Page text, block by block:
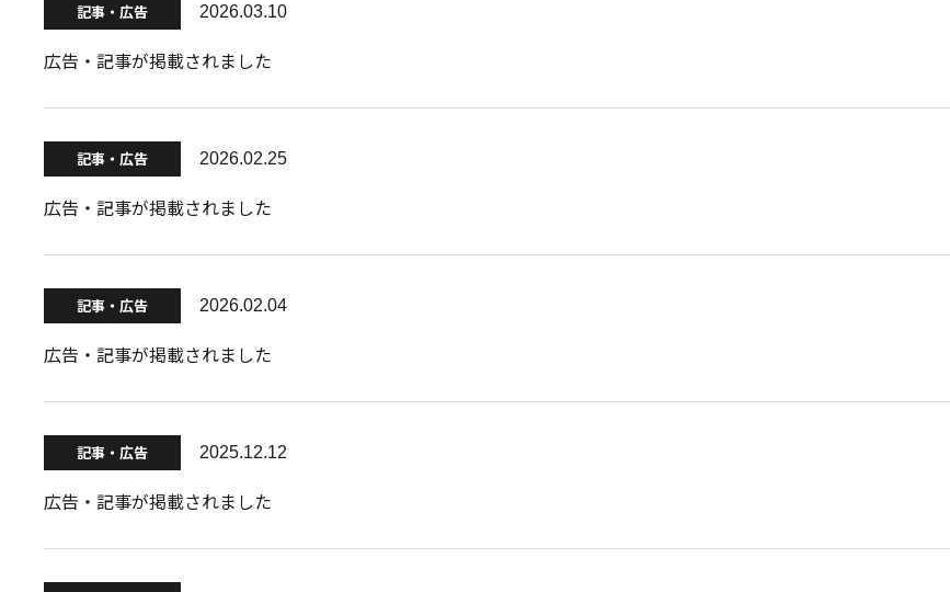
記事・広告 2026.03.10
広告・記事が掲載されました
記事・広告 2026.02.25
広告・記事が掲載されました
記事・広告 2026.02.04
広告・記事が掲載されました
記事・広告 2025.12.12
広告・記事が掲載されました